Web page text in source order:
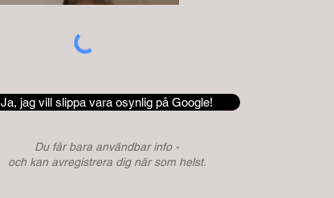
Ja, jag vill slippa vara osynlig på Google!
Du får bara användbar info -
och kan avregistrera dig när som helst.